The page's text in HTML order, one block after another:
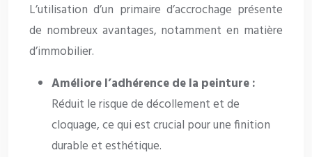
L’utilisation d’un primaire d’accrochage présente
de nombreux avantages, notamment en matière
d’immobilier.
Améliore l’adhérence de la peinture :
Réduit le risque de décollement et de
cloquage, ce qui est crucial pour une finition
durable et esthétique.